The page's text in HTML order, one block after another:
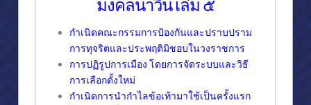
มงคลนาวิน เล่ม ๕
กำเนิดคณะกรรมการป้องกันและปราบปราม
การทุจริตและประพฤติมิชอบในวงราชการ
การปฏิรูปการเมือง โดยการจัดระบบและวิธี
การเลือกตั้งใหม่
กำเนิดการนำกำไลข้อเท้ามาใช้เป็นครั้งแรก